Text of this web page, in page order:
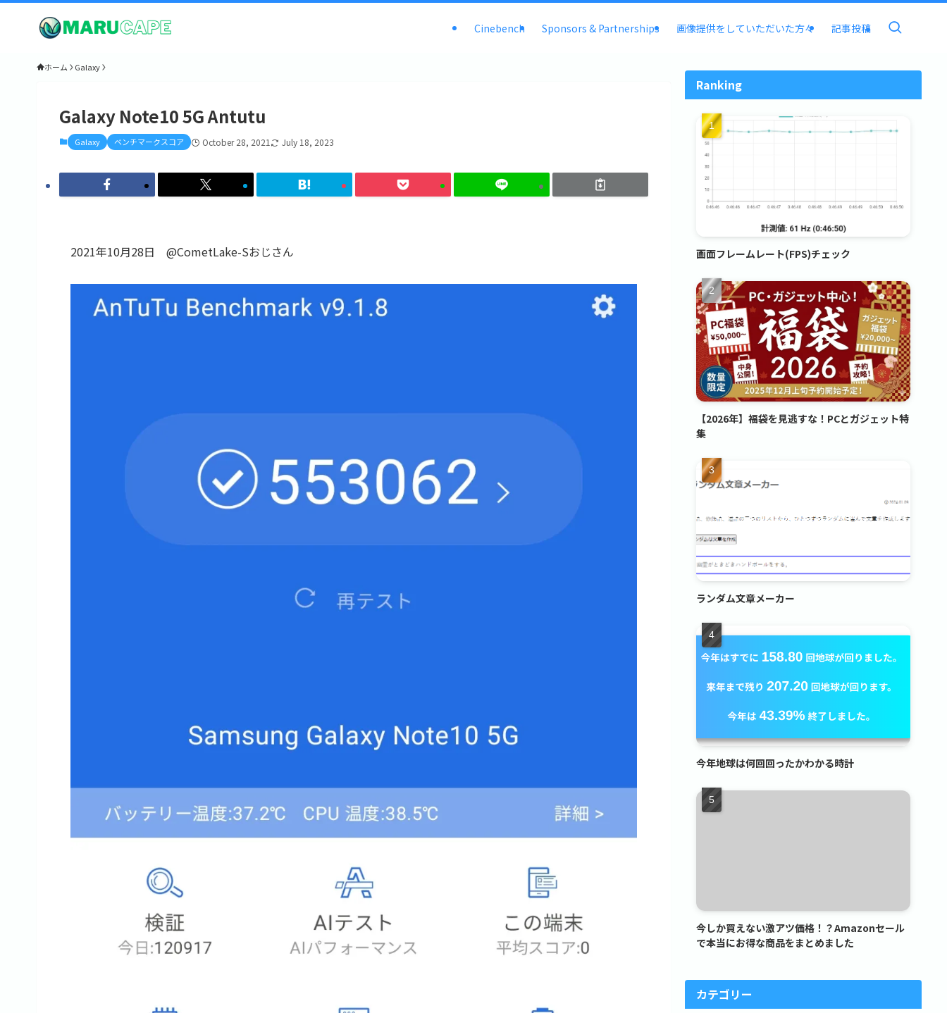
Cinebench Sponsors & Partnerships 画像提供をしていただいた方々 記事投稿
ホーム Galaxy
Galaxy Note10 5G Antutu
Galaxy ベンチマークスコア October 28, 2021 July 18, 2023
2021年10月28日 @CometLake-Sおじさん
Ranking
画面フレームレート(FPS)チェック
【2026年】福袋を見逃すな！PCとガジェット特
集
ランダム文章メーカー
今年地球は何回回ったかわかる時計
今しか買えない激アツ価格！？Amazonセール
で本当にお得な商品をまとめました
カテゴリー